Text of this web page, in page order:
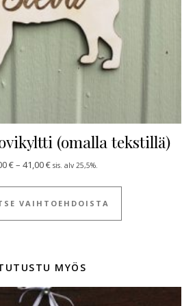
(omalla tekstillä)
€– 41,00€Hintaluokka: 28,00 € - 41,00 €
sis. alv 25,5%.
VAIHTOEHDOISTA
Tällä tuotteella
MYÖS